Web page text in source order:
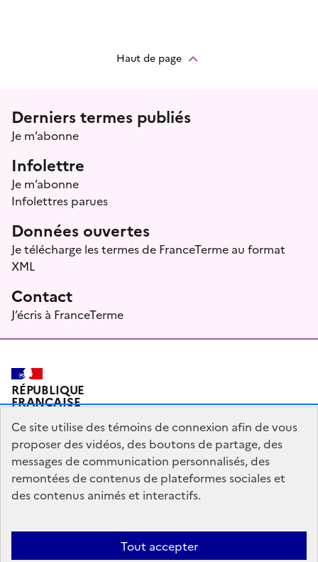
Haut de page
Menu prefooter
Derniers termes publiés
Je m’abonne
Infolettre
Je m’abonne
Infolettres parues
Données ouvertes
Je télécharge les termes de FranceTerme au format
XML
Contact
J’écris à FranceTerme
RÉPUBLIQUE
FRANÇAISE
Plan du site Mentions légales Qui sommes-nous ?
Partagez votre expérience pour améliorer les services
Accessibilité : partiellement conforme
Ce site utilise des témoins de connexion afin de vous
proposer des vidéos, des boutons de partage, des
messages de communication personnalisés, des
remontées de contenus de plateformes sociales et
des contenus animés et interactifs.
Tout accepter